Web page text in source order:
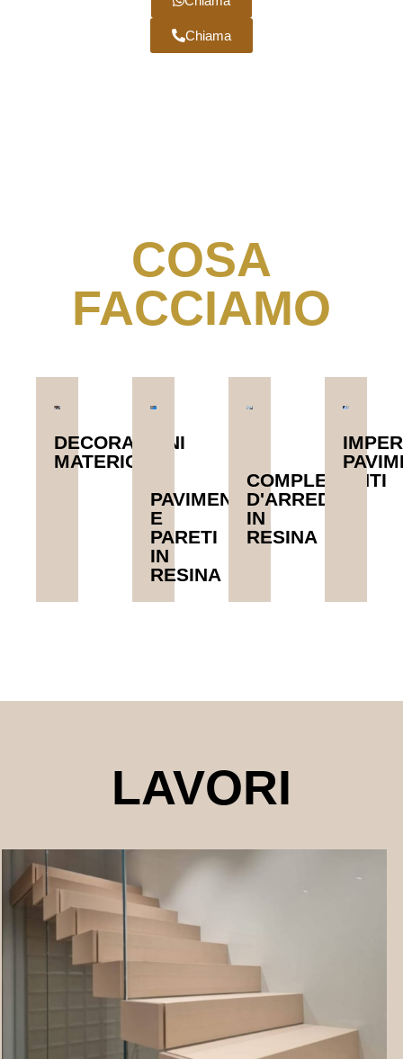
Chiama
COSA
FACCIAMO
DECORAZIONI
MATERICHE
PAVIMENTI
E
PARETI
IN
RESINA
COMPLEMENTI
D'ARREDO
IN
RESINA
LAVORI